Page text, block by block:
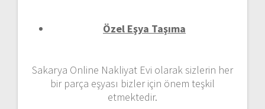
Özel Eşya Taşıma
Sakarya Online Nakliyat Evi olarak sizlerin her
bir parça eşyası bizler için önem teşkil
etmektedir.